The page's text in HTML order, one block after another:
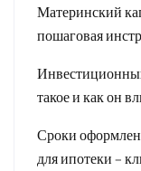
Материнский
пошаговая
такое и как он
Сроки
для ипотеки –